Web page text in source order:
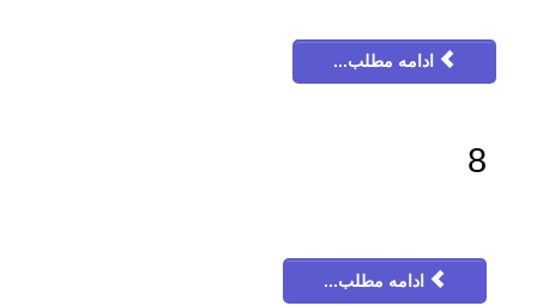
ادامه مطلب...
8
ادامه مطلب...